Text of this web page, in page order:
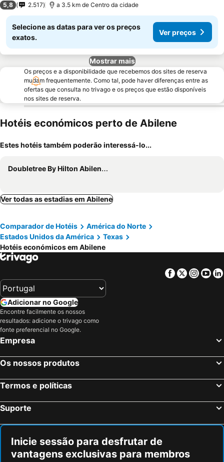
5,8 2.517 a 3.5 km de Centro da cidade
Selecione as datas para ver os preços
exatos.
Ver preços
Mostrar mais
Os preços e a disponibilidade que recebemos dos sites de reserva
mudam frequentemente. Como tal, pode haver diferenças entre as
ofertas que consulta no trivago e os preços que estão disponíveis
nos sites de reserva.
Hotéis económicos perto de Abilene
Estes hotéis também poderão interessá-lo...
Doubletree By Hilton Abilene Downtown Convention Center
Ver todas as estadias em Abilene
Comparador de Hotéis
América do Norte
Estados Unidos da América
Texas
Hotéis económicos em Abilene
Facebook
Twitter
Adicionar no Google
Encontre facilmente os nossos
resultados: adicione o trivago como
fonte preferencial no Google.
Empresa
Os nossos produtos
Termos e políticas
Suporte
Inicie sessão para desfrutar de
vantagens exclusivas para membros